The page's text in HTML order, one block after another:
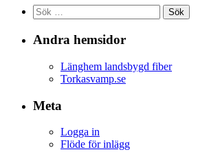
Sök
efter:
Andra hemsidor
Länghem landsbygd fiber
Torkasvamp.se
Meta
Logga in
Flöde för inlägg